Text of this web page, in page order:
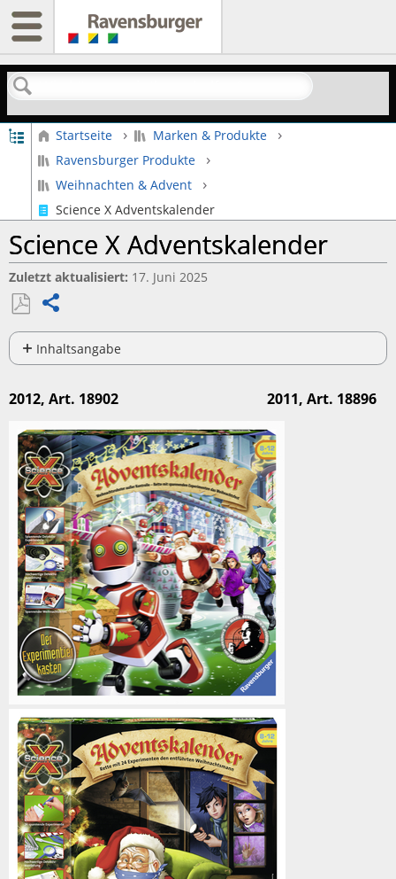
Suchen
Globale Hierarchie auf- und zuklappen
Startseite
Marken & Produkte
Ravensburger Produkte
Weihnachten & Advent
Science X Adventskalender
Science X Adventskalender
Zuletzt aktualisiert 17. Juni 2025
Als
PDF
speichern
Inhaltsangabe
Art.
18902
2011,
Art.
18896
2012, Art. 18902 2011, Art. 18896